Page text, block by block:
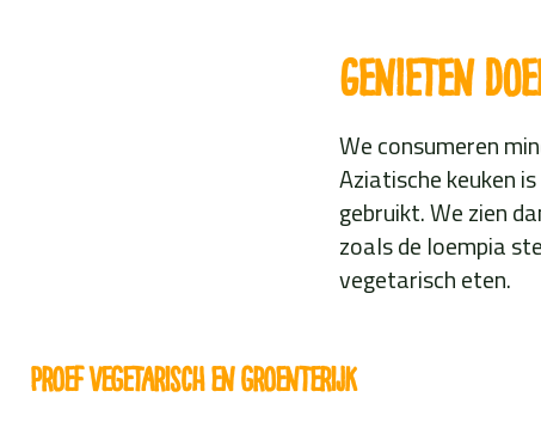
Genieten
We consumeren
Aziatische keuken
gebruikt. We zien
zoals de loempia
vegetarisch eten.
Proef vegetarisch en groenterijk